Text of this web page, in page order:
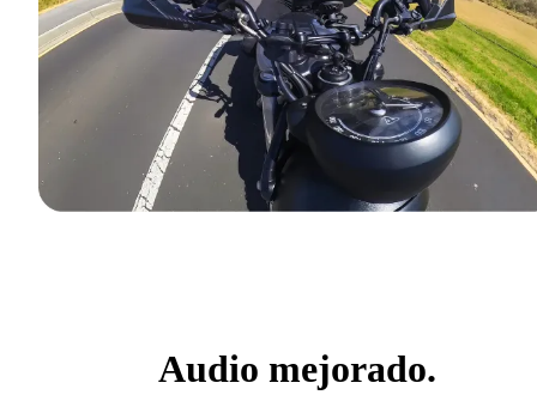
Audio mejorado.